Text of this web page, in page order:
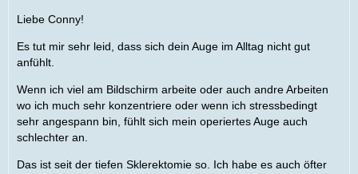
Liebe Conny!
Es tut mir sehr leid, dass sich dein Auge im Alltag nicht gut
anfühlt.
Wenn ich viel am Bildschirm arbeite oder auch andre Arbeiten
wo ich much sehr konzentriere oder wenn ich stressbedingt
sehr angespann bin, fühlt sich mein operiertes Auge auch
schlechter an.
Das ist seit der tiefen Sklerektomie so. Ich habe es auch öfter